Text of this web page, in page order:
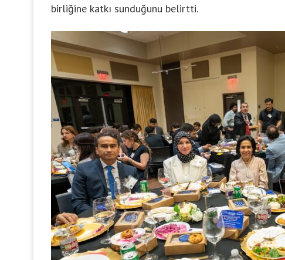
birliğine katkı sunduğunu belirtti.